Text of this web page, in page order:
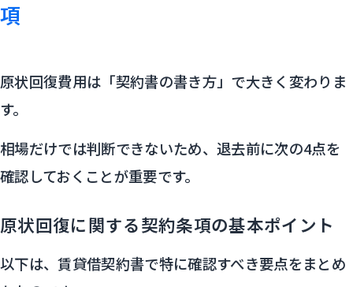
項
原状回復費用は「契約書の書き方」で大きく変わりま
す。
相場だけでは判断できないため、退去前に次の4点を
確認しておくことが重要です。
原状回復に関する契約条項の基本ポイント
以下は、賃貸借契約書で特に確認すべき要点をまとめ